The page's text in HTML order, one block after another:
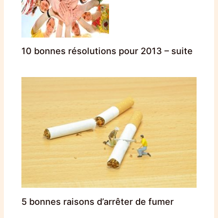
10 bonnes résolutions pour 2013 – suite
5 bonnes raisons d’arrêter de fumer